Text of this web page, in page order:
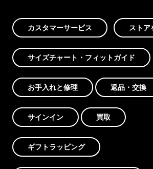
カスタマーサービス ストア
サイズチャート・フィットガイド
お手入れと修理 返品・交換
サインイン 買取
ギフトラッピング